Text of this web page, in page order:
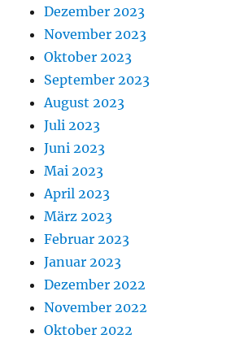
Dezember 2023
November 2023
Oktober 2023
September 2023
August 2023
Juli 2023
Juni 2023
Mai 2023
April 2023
März 2023
Februar 2023
Januar 2023
Dezember 2022
November 2022
Oktober 2022